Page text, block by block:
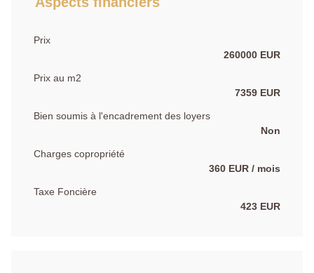
Prix
260000 EUR
Prix au m2
7359 EUR
Bien soumis à l'encadrement des loyers
Non
Charges copropriété
360 EUR / mois
Taxe Foncière
423 EUR